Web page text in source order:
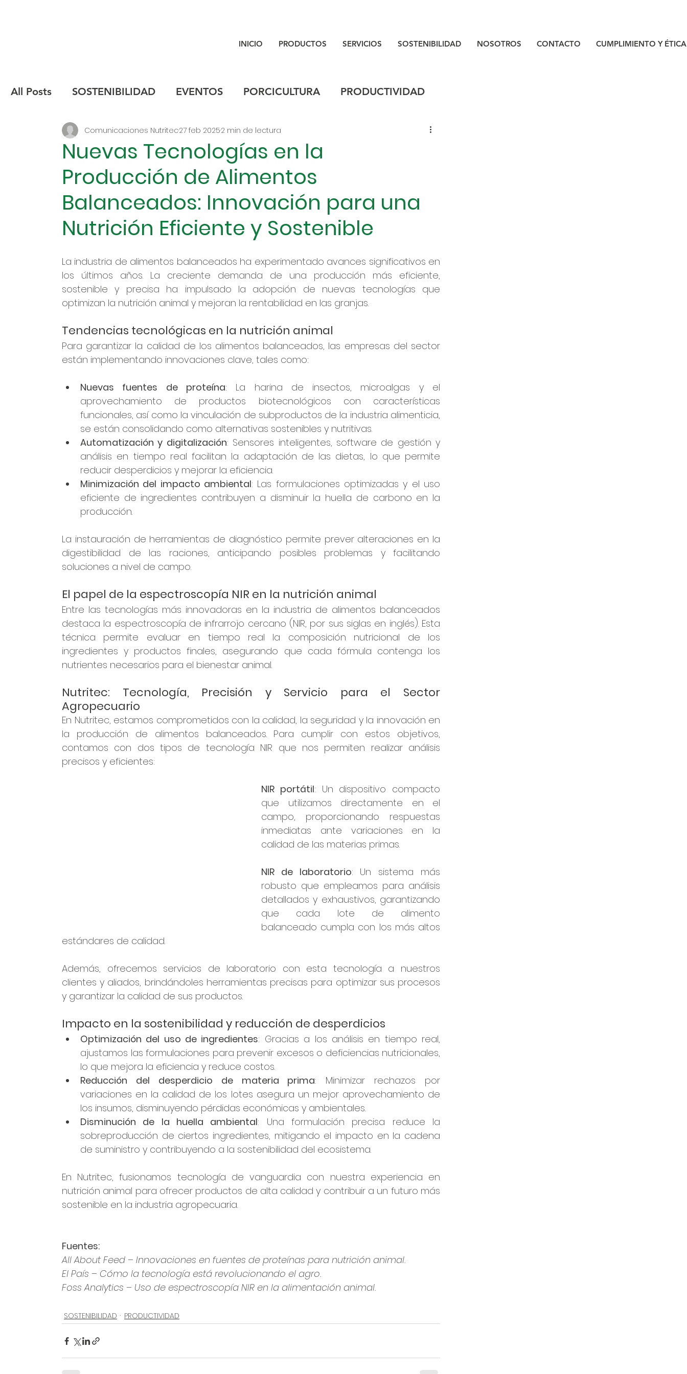
INICIO PRODUCTOS SERVICIOS SOSTENIBILIDAD NOSOTROS CONTACTO CUMPLIMIENTO Y ÉTICA
All Posts SOSTENIBILIDAD EVENTOS PORCICULTURA PRODUCTIVIDAD
INOCUIDAD
Nuevas Tecnologías en la
Producción de Alimentos
Balanceados: Innovación para una
Nutrición Eficiente y Sostenible
Comunicaciones Nutritec27 feb 20252 min de lectura
La industria de alimentos balanceados ha experimentado avances significativos en
los últimos años. La creciente demanda de una producción más eficiente,
sostenible y precisa ha impulsado la adopción de nuevas tecnologías que
optimizan la nutrición animal y mejoran la rentabilidad en las granjas.
Tendencias tecnológicas en la nutrición animal
Para garantizar la calidad de los alimentos balanceados, las empresas del sector
están implementando innovaciones clave, tales como:
Nuevas fuentes de proteína: La harina de insectos, microalgas y el
aprovechamiento de productos biotecnológicos con características
funcionales, así como la vinculación de subproductos de la industria alimenticia,
se están consolidando como alternativas sostenibles y nutritivas.
Automatización y digitalización: Sensores inteligentes, software de gestión y
análisis en tiempo real facilitan la adaptación de las dietas, lo que permite
reducir desperdicios y mejorar la eficiencia.
Minimización del impacto ambiental: Las formulaciones optimizadas y el uso
eficiente de ingredientes contribuyen a disminuir la huella de carbono en la
producción.
La instauración de herramientas de diagnóstico permite prever alteraciones en la
digestibilidad de las raciones, anticipando posibles problemas y facilitando
soluciones a nivel de campo.
El papel de la espectroscopía NIR en la nutrición animal
Entre las tecnologías más innovadoras en la industria de alimentos balanceados
destaca la espectroscopía de infrarrojo cercano (NIR, por sus siglas en inglés). Esta
técnica permite evaluar en tiempo real la composición nutricional de los
ingredientes y productos finales, asegurando que cada fórmula contenga los
nutrientes necesarios para el bienestar animal.
Nutritec: Tecnología, Precisión y Servicio para el Sector
Agropecuario
En Nutritec, estamos comprometidos con la calidad, la seguridad y la innovación en
la producción de alimentos balanceados. Para cumplir con estos objetivos,
contamos con dos tipos de tecnología NIR que nos permiten realizar análisis
precisos y eficientes:
NIR portátil: Un dispositivo compacto
que utilizamos directamente en el
campo, proporcionando respuestas
inmediatas ante variaciones en la
calidad de las materias primas.
NIR de laboratorio: Un sistema más
robusto que empleamos para análisis
detallados y exhaustivos, garantizando
que cada lote de alimento
balanceado cumpla con los más altos
estándares de calidad.
Además, ofrecemos servicios de laboratorio con esta tecnología a nuestros
clientes y aliados, brindándoles herramientas precisas para optimizar sus procesos
y garantizar la calidad de sus productos.
Impacto en la sostenibilidad y reducción de desperdicios
Optimización del uso de ingredientes: Gracias a los análisis en tiempo real,
ajustamos las formulaciones para prevenir excesos o deficiencias nutricionales,
lo que mejora la eficiencia y reduce costos.
Reducción del desperdicio de materia prima: Minimizar rechazos por
variaciones en la calidad de los lotes asegura un mejor aprovechamiento de
los insumos, disminuyendo pérdidas económicas y ambientales.
Disminución de la huella ambiental: Una formulación precisa reduce la
sobreproducción de ciertos ingredientes, mitigando el impacto en la cadena
de suministro y contribuyendo a la sostenibilidad del ecosistema.
En Nutritec, fusionamos tecnología de vanguardia con nuestra experiencia en
nutrición animal para ofrecer productos de alta calidad y contribuir a un futuro más
sostenible en la industria agropecuaria.
Fuentes:
All About Feed – Innovaciones en fuentes de proteínas para nutrición animal.
El País – Cómo la tecnología está revolucionando el agro.
Foss Analytics – Uso de espectroscopía NIR en la alimentación animal.
SOSTENIBILIDAD PRODUCTIVIDAD